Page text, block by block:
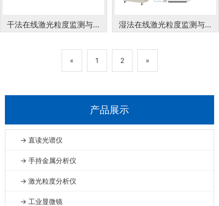
干法在线激光粒度监测与控
制系统
湿法在线激光粒度监测与控
制系统
« 1 2 »
产品展示
→ 直读光谱仪
→ 手持金属分析仪
→ 激光粒度分析仪
→ 工业显微镜